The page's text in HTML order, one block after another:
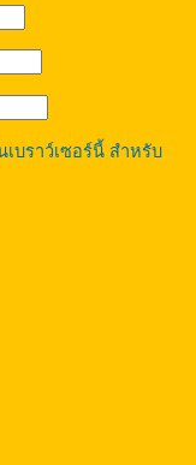
บราว์เซอร์นี้ สำหรับ